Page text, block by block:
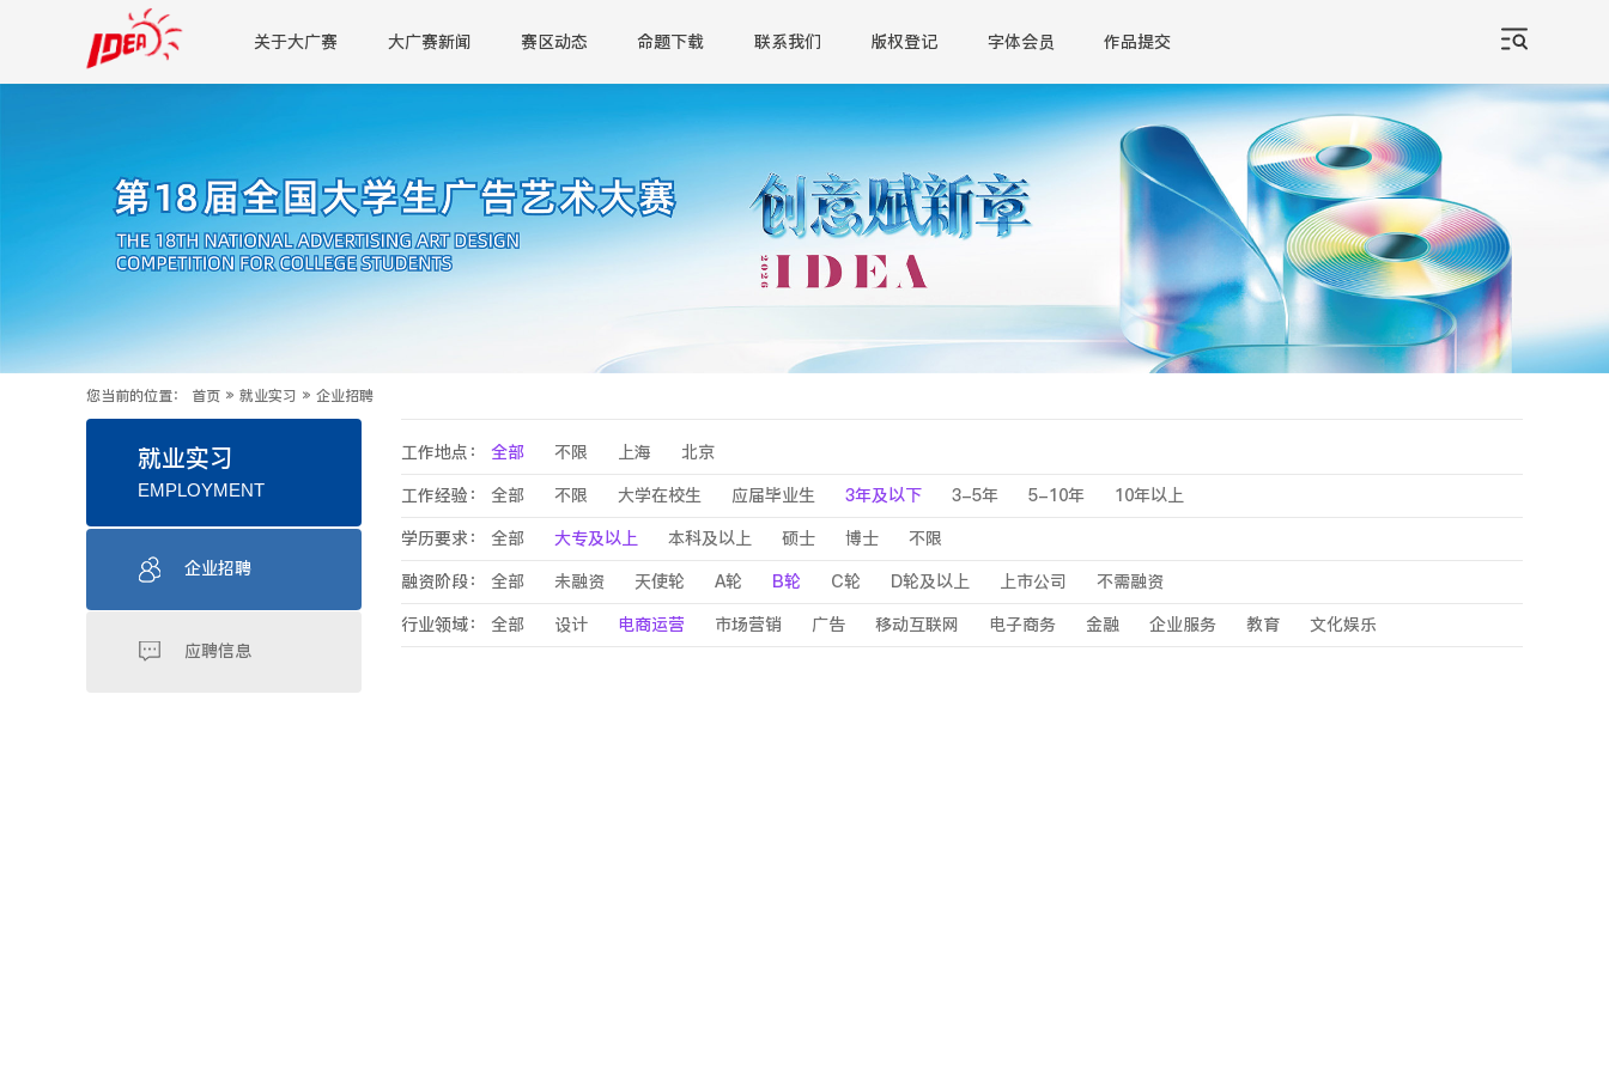
关于大广赛 大广赛新闻 赛区动态 命题下载 联系我们 版权登记 字体会员 作品提交
您当前的位置： 首页 » 就业实习 » 企业招聘
就业实习
EMPLOYMENT
企业招聘
应聘信息
工作地点： 全部 不限 上海 北京
工作经验： 全部 不限 大学在校生 应届毕业生 3年及以下 3-5年 5-10年 10年以上
学历要求： 全部 大专及以上 本科及以上 硕士 博士 不限
融资阶段： 全部 未融资 天使轮 A轮 B轮 C轮 D轮及以上 上市公司 不需融资
行业领域： 全部 设计 电商运营 市场营销 广告 移动互联网 电子商务 金融 企业服务 教育 文化娱乐